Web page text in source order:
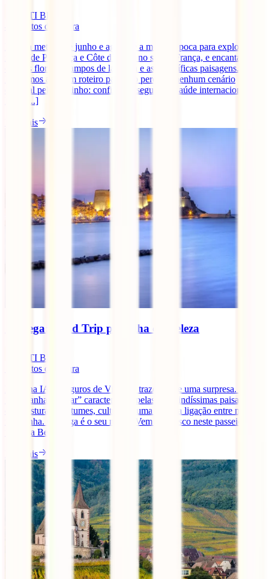
IATI Blog
minutos de leitura
Entre a metade de junho e agosto é a melhor época para explorares a
região de Provença e Côte d’Azur, no sul da França, e encantar-te
com os floridos campos de lavanda e as magníficas paisagens.
Reunimos aqui um roteiro para não perderes nenhum cenário
especial pelo caminho: confirma o seguro de saúde internacional
IATI [...]
Ler mais
Córsega: Road Trip pela Ilha da Beleza
IATI Blog
minutos de leitura
Hoje, na IATI Seguros de Viagem, trazemos-te uma surpresa. Uma
“Montanha no Mar” caracterizada pelas suas lindíssimas paisagens
que misturam costumes, culturas e uma exótica ligação entre mar e
montanha. Córsega é o seu nome. Vem connosco neste passeio pela
“Ilha da Beleza”.
Ler mais